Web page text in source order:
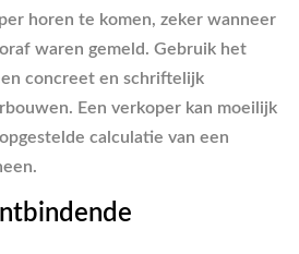
horen te komen, zeker wanneer
waren gemeld. Gebruik het
concreet en schriftelijk
Een verkoper kan moeilijk
calculatie van een